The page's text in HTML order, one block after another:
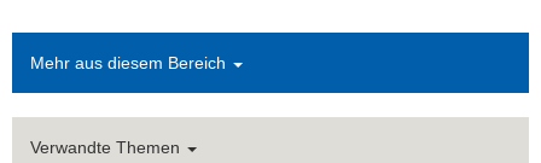
Mehr aus diesem Bereich
Verwandte Themen